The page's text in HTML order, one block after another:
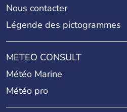
Nous contacter
Légende des pictogrammes
METEO CONSULT
Météo Marine
Météo pro